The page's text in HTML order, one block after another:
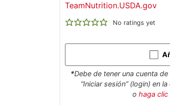
TeamNutrition.USDA.gov
No ratings yet
*Debe de tener una cuenta
“Iniciar sesión” (login) en
ohaga